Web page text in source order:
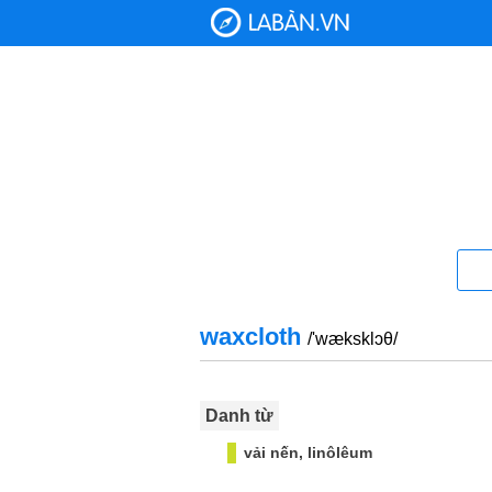
waxcloth /'wæksklɔθ/
Danh từ
vải nến, linôlêum